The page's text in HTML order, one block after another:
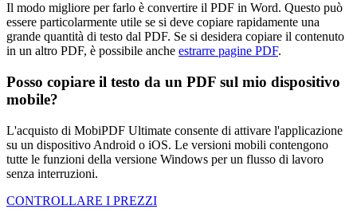
Il modo migliore per farlo è convertire il PDF in Word. Questo può
essere particolarmente utile se si deve copiare rapidamente una
grande quantità di testo dal PDF. Se si desidera copiare il contenuto
in un altro PDF, è possibile anche estrarre pagine PDF.
Posso copiare il testo da un PDF sul mio dispositivo
mobile?
L'acquisto di MobiPDF Ultimate consente di attivare l'applicazione
su un dispositivo Android o iOS. Le versioni mobili contengono
tutte le funzioni della versione Windows per un flusso di lavoro
senza interruzioni.
CONTROLLARE I PREZZI